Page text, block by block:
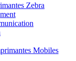
Zebra
Mobiles